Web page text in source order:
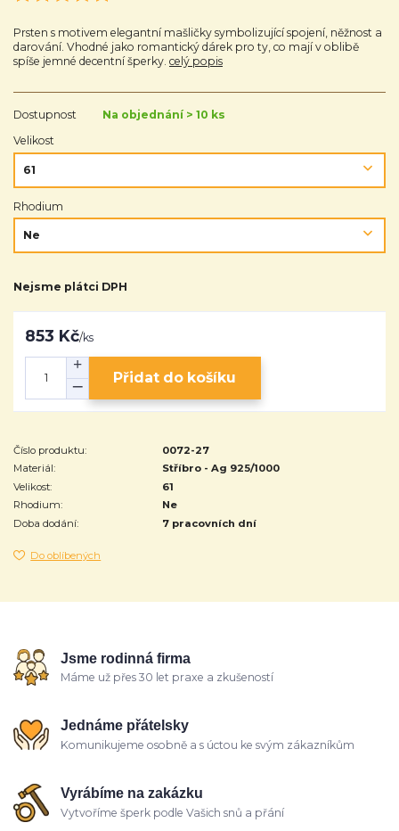
Prsten s motivem elegantní mašličky symbolizující spojení, něžnost a
darování. Vhodné jako romantický dárek pro ty, co mají v oblibě
spíše jemné decentní šperky. celý popis
Dostupnost
Na objednání > 10 ks
Velikost
Rhodium
Nejsme plátci DPH
853 Kč/ks
Přidat do košíku
Číslo produktu:
0072-27
Materiál:
Stříbro - Ag 925/1000
Velikost:
61
Rhodium:
Ne
Doba dodání:
7 pracovních dní
Do oblíbených
Jsme rodinná firma
Máme už přes 30 let praxe a zkušeností
Jednáme přátelsky
Komunikujeme osobně a s úctou ke svým zákazníkům
Vyrábíme na zakázku
Vytvoříme šperk podle Vašich snů a přání